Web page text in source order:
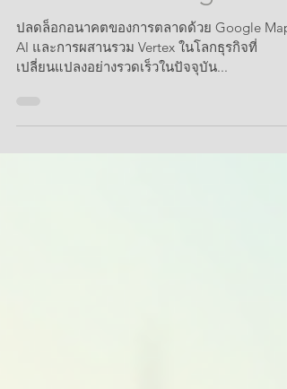
with Google Maps AI
and Vertex Integration
เปลี่ยนแปลงอย่างรวดเร็วในปัจจุบัน...